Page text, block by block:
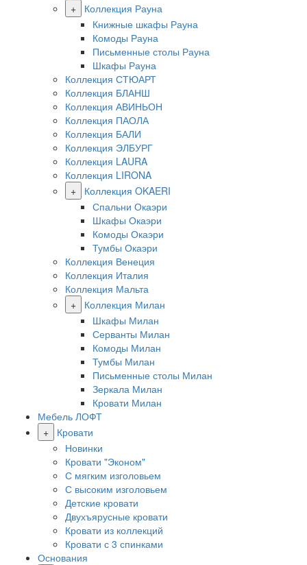
+
Коллекция Рауна
Книжные шкафы Рауна
Комоды Рауна
Письменные столы Рауна
Шкафы Рауна
Коллекция СТЮАРТ
Коллекция БЛАНШ
Коллекция АВИНЬОН
Коллекция ПАОЛА
Коллекция БАЛИ
Коллекция ЭЛБУРГ
Коллекция LAURA
Коллекция LIRONA
+
Коллекция OKAERI
Спальни Окаэри
Шкафы Окаэри
Комоды Окаэри
Тумбы Окаэри
Коллекция Венеция
Коллекция Италия
Коллекция Мальта
+
Коллекция Милан
Шкафы Милан
Серванты Милан
Комоды Милан
Тумбы Милан
Письменные столы Милан
Зеркала Милан
Кровати Милан
Мебель ЛОФТ
+
Кровати
Новинки
Кровати "Эконом"
С мягким изголовьем
С высоким изголовьем
Детские кровати
Двухъярусные кровати
Кровати из коллекций
Кровати с 3 спинками
Основания